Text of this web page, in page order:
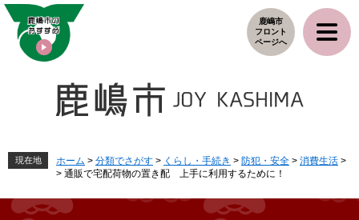
ペ
メ
鹿嶋市
フロント
ページへ
現在地 ホーム > 分類でさがす > くらし・手続き > 防犯・安全 > 消費生活 >
> 通販で宅配荷物の置き配 上手に利用するために！